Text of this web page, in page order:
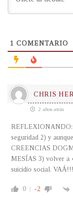
1 COMENTARIO
CHRIS
2 años atrás
REFLEXIONANDO:
seguridad 2) y
CREENCIAS
MESÍAS 3) volver a
suicidio social. VAÁ!!!
0 -2